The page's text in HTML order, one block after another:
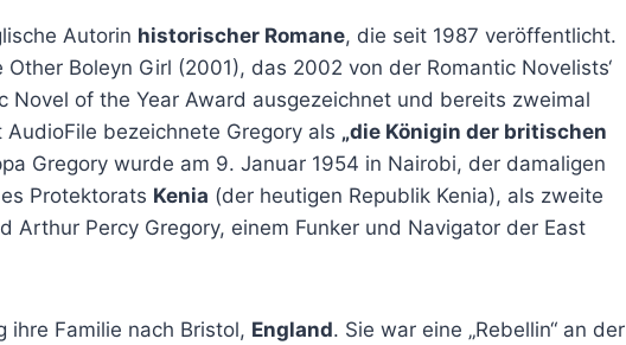
Autorin historischer Romane, die seit 1987 veröffentlicht.
Boleyn Girl (2001), das 2002 von der Romantic Novelists‘
Novel of the Year Award ausgezeichnet und bereits zweimal
bezeichnete Gregory als „die Königin der britischen
Gregory wurde am 9. Januar 1954 in Nairobi, der damaligen
Protektorats Kenia (der heutigen Republik Kenia), als zweite
Arthur Percy Gregory, einem Funker und Navigator der East
ihre Familie nach Bristol, England. Sie war eine „Rebellin“ an der